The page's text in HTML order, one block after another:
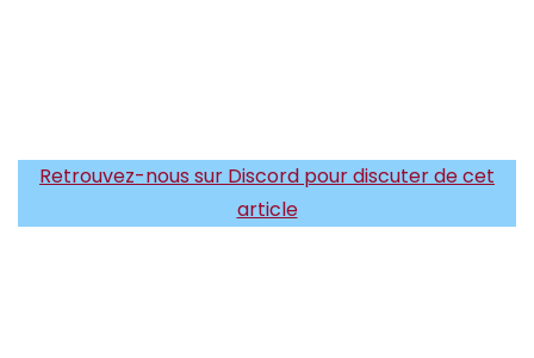
Retrouvez-nous sur Discord pour discuter de cet
article